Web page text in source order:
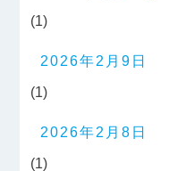
(1)
2026年2月9日
(1)
2026年2月8日
(1)